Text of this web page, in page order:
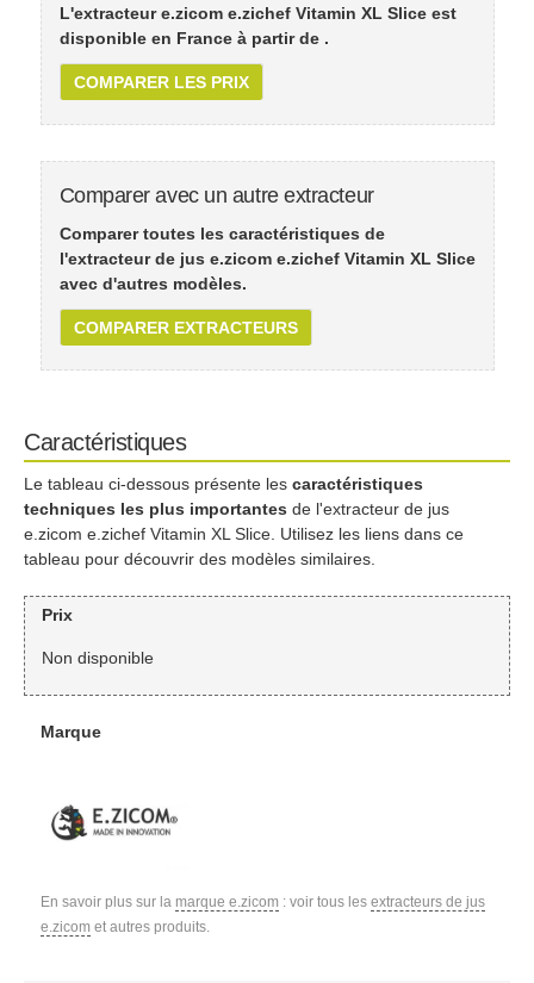
L'extracteur e.zicom e.zichef Vitamin XL Slice est
disponible en France à partir de .
COMPARER LES PRIX
Comparer avec un autre extracteur
Comparer toutes les caractéristiques de
l'extracteur de jus e.zicom e.zichef Vitamin XL Slice
avec d'autres modèles.
COMPARER EXTRACTEURS
Caractéristiques
Le tableau ci-dessous présente les caractéristiques
techniques les plus importantes de l'extracteur de jus
e.zicom e.zichef Vitamin XL Slice. Utilisez les liens dans ce
tableau pour découvrir des modèles similaires.
Prix
Non disponible
Marque
En savoir plus sur la marque e.zicom: voir tous les extracteurs de jus
e.zicomet autres produits.